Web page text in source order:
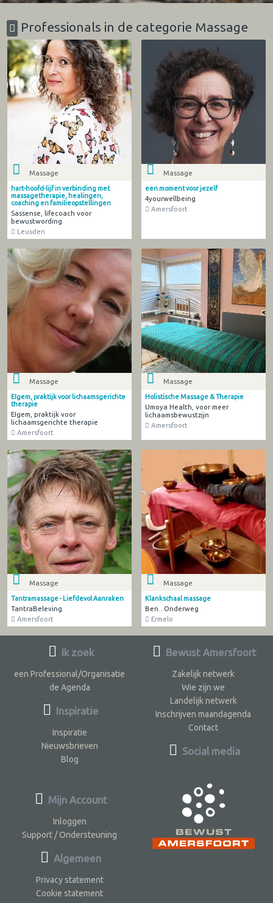
Professionals in de categorie Massage
Massage
hart-hoofd-lijf in verbinding met
massagetherapie, healingen,
coaching en familieopstellingen
Sassense, lifecoach voor
bewustwording
Leusden
Massage
een moment voor jezelf
4yourwellbeing
Amersfoort
Massage
EIgem, praktijk voor lichaamsgerichte
therapie
EIgem, praktijk voor
lichaamsgerichte therapie
Amersfoort
Massage
Holistische Massage & Therapie
Umoya Health, voor meer
lichaamsbewustzijn
Amersfoort
Massage
Tantramassage - Liefdevol Aanraken
TantraBeleving
Amersfoort
Massage
Klankschaal massage
Ben...Onderweg
Ermelo
Ik zoek
een Professional/Organisatie
de Agenda
Inspiratie
Inspiratie
Nieuwsbrieven
Blog
Bewust Amersfoort
Zakelijk netwerk
Wie zijn we
Landelijk netwerk
Inschrijven maandagenda
Contact
Social media
Mijn Account
Inloggen
Support / Ondersteuning
Algemeen
Privacy statement
Cookie statement